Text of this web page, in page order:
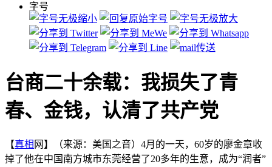
字号
台商二十余载：我损失了青
春、金钱，认清了共产党
【真相 网】（来源：美国之音）4月的一天，60岁的廖金章收
掉了他在中国南方城市东莞经营了20多年的生意，成为“润者”